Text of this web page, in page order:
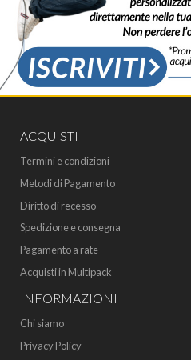
ACQUISTI
Termini e condizioni
Metodi di Pagamento
Diritto di recesso
Spedizione e consegna
Pagamento a rate
Acquisti in Multipack
INFORMAZIONI
Chi siamo
Privacy Policy